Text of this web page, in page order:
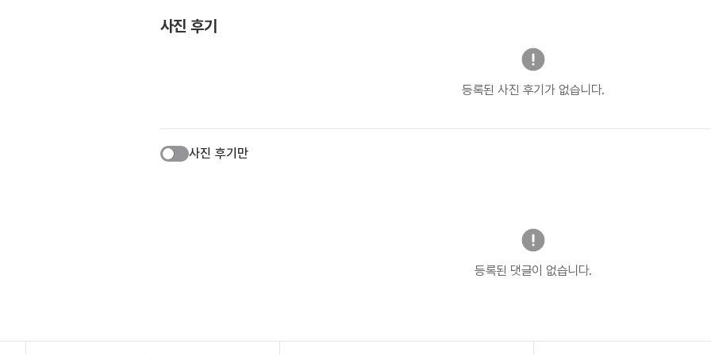
사진 후기
등록된 사진 후기가 없습니다.
사진 후기만
등록된 댓글이 없습니다.